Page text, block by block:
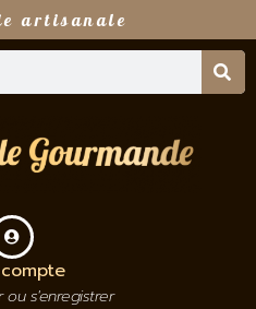
artisanale
ou s'enregistrer